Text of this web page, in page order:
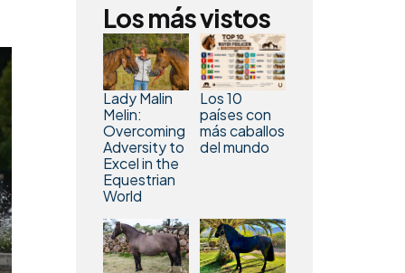
Los más vistos
Lady Malin
Melin:
Overcoming
Adversity to
Excel in the
Equestrian
World
Los 10
países con
más caballos
del mundo